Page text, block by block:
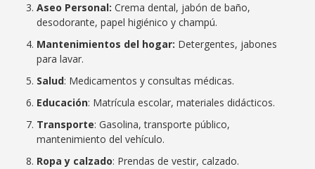
Aseo Personal:Crema dental, jabón de baño,
desodorante, papel higiénico y champú.
Mantenimientos del hogar: Detergentes, jabones
para lavar.
Salud: Medicamentos y consultas médicas.
Educación: Matrícula escolar, materiales didácticos.
Transporte: Gasolina, transporte público,
mantenimiento del vehículo.
Ropa y calzado: Prendas de vestir, calzado.